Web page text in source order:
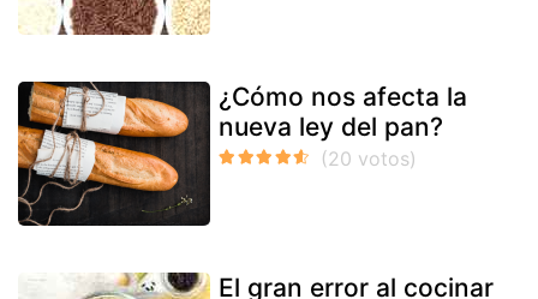
¿Cómo nos afecta la
nueva ley del pan?
El gran error al cocinar